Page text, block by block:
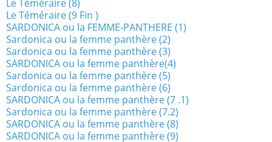
Le Téméraire (8)
Le Téméraire (9 Fin )
SARDONICA ou la FEMME-PANTHERE (1)
Sardonica ou la femme panthère (2)
Sardonica ou la femme panthère (3)
SARDONICA ou la femme panthère(4)
Sardonica ou la femme panthère (5)
Sardonica ou la femme panthère (6)
SARDONICA ou la femme panthère (7 .1)
Sardonica ou la femme panthère (7.2)
SARDONICA ou la femme panthère (8)
SARDONICA ou la femme panthère (9)